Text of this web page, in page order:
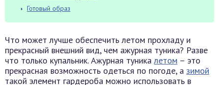
Готовый образ
Что может лучше обеспечить летом прохладу и
прекрасный внешний вид, чем ажурная туника? Разве
что только купальник. Ажурная туникалетом – это
прекрасная возможность одеться по погоде, а зимой
такой элемент гардероба можно использовать в